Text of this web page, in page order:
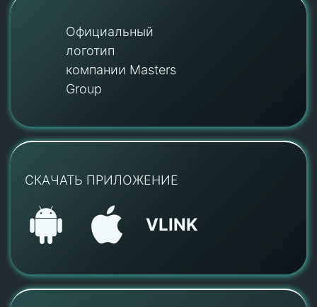
Официальный
логотип
компании Masters
Group
СКАЧАТЬ ПРИЛОЖЕНИЕ
VLINK